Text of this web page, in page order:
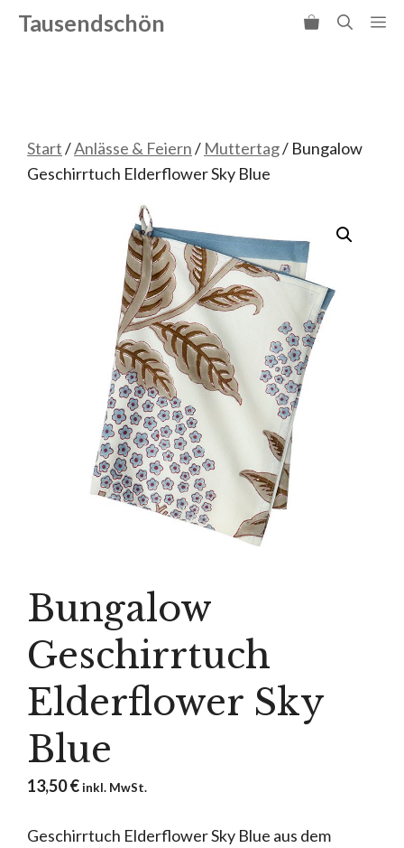
Zum
Inhalt
Tausendschön
Start/Anlässe & Feiern/ Muttertag/ Bungalow
Geschirrtuch Elderflower Sky Blue
Bungalow
Geschirrtuch
Elderflower Sky
Blue
13,50€ inkl. MwSt.
Geschirrtuch Elderflower Sky Blue aus dem